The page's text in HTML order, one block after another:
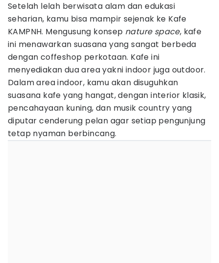
Setelah lelah berwisata alam dan edukasi
seharian, kamu bisa mampir sejenak ke Kafe
KAMPNH. Mengusung konsep nature space, kafe
ini menawarkan suasana yang sangat berbeda
dengan coffeshop perkotaan. Kafe ini
menyediakan dua area yakni indoor juga outdoor.
Dalam area indoor, kamu akan disuguhkan
suasana kafe yang hangat, dengan interior klasik,
pencahayaan kuning, dan musik country yang
diputar cenderung pelan agar setiap pengunjung
tetap nyaman berbincang.